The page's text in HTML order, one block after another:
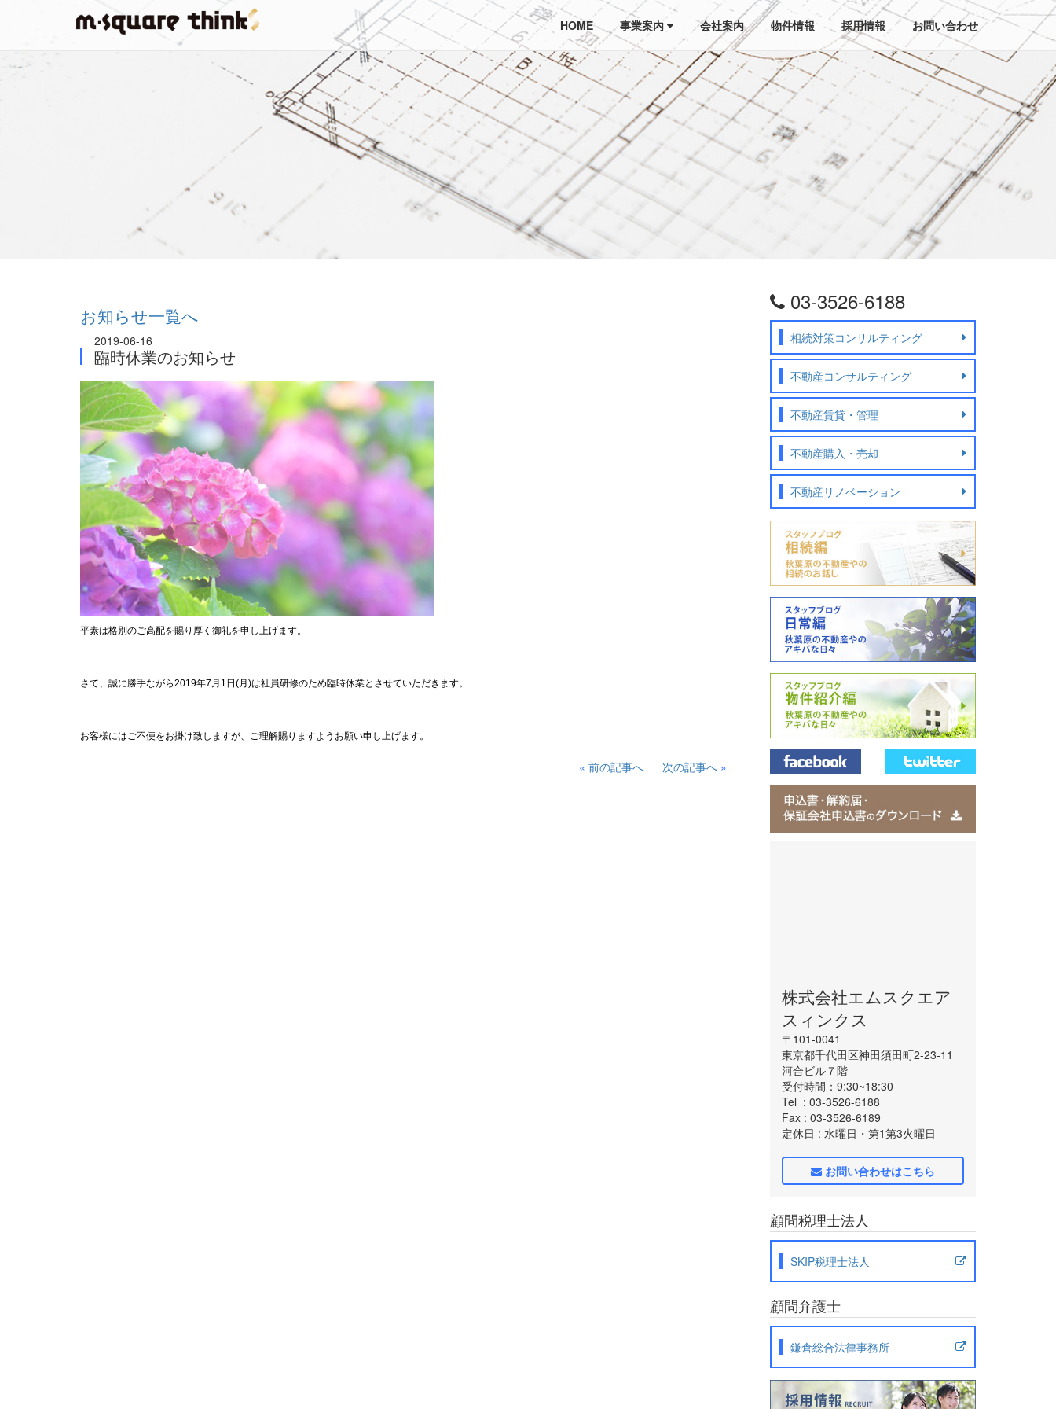
HOME 事業案内 会社案内 物件情報 採用情報 お問い合わせ
お知らせ一覧へ
2019-06-16
臨時休業のお知らせ
平素は格別のご高配を賜り厚く御礼を申し上げます。
さて、誠に勝手ながら2019年7月1日(月)は社員研修のため臨時休業とさせていただきます。
お客様にはご不便をお掛け致しますが、ご理解賜りますようお願い申し上げます。
« 前の記事へ 次の記事へ»
03-3526-6188
相続対策コンサルティング
不動産コンサルティング
不動産賃貸・管理
不動産購入・売却
不動産リノベーション
株式会社エムスクエア
スィンクス
〒101-0041
東京都千代田区神田須田町2-23-11
河合ビル７階
受付時間：9:30~18:30
Tel : 03-3526-6188
Fax: 03-3526-6189
定休日 : 水曜日・第1第3火曜日
お問い合わせはこちら
顧問税理士法人
SKIP税理士法人
顧問弁護士
鎌倉総合法律事務所